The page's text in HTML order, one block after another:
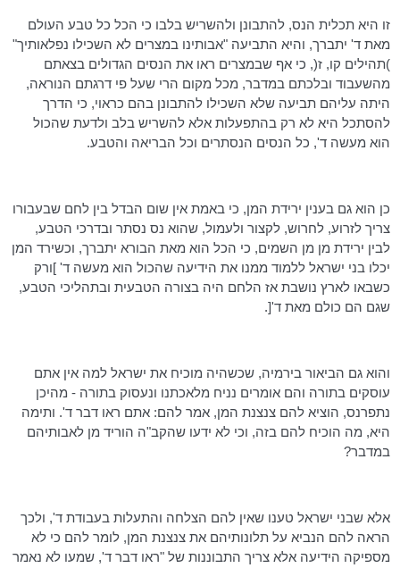
זו היא תכלית הנס, להתבונן ולהשריש בלבו כי הכל כל טבע העולם
מאת ד' יתברך, והיא התביעה "אבותינו במצרים לא השכילו נפלאותיך"
)תהילים קו, ז(, כי אף שבמצרים ראו את הנסים הגדולים בצאתם
מהשעבוד ובלכתם במדבר, מכל מקום הרי שעל פי דרגתם הנוראה,
היתה עליהם תביעה שלא השכילו להתבונן בהם כראוי, כי הדרך
להסתכל היא לא רק בהתפעלות אלא להשריש בלב ולדעת שהכול
הוא מעשה ד', כל הנסים הנסתרים וכל הבריאה והטבע.
כן הוא גם בענין ירידת המן, כי באמת אין שום הבדל בין לחם שבעבורו
צריך לזרוע, לחרוש, לקצור ולעמול, שהוא נס נסתר ובדרכי הטבע,
לבין ירידת מן מן השמים, כי הכל הוא מאת הבורא יתברך, וכשירד המן
יכלו בני ישראל ללמוד ממנו את הידיעה שהכול הוא מעשה ד' ]ורק
כשבאו לארץ נושבת אז הלחם היה בצורה הטבעית ובתהליכי הטבע,
שגם הם כולם מאת ד'[.
והוא גם הביאור בירמיה, שכשהיה מוכיח את ישראל למה אין אתם
עוסקים בתורה והם אומרים נניח מלאכתנו ונעסוק בתורה - מהיכן
נתפרנס, הוציא להם צנצנת המן, אמר להם: אתם ראו דבר ד'. ותימה
היא, מה הוכיח להם בזה, וכי לא ידעו שהקב"ה הוריד מן לאבותיהם
במדבר?
אלא שבני ישראל טענו שאין להם הצלחה והתעלות בעבודת ד', ולכך
הראה להם הנביא על תלונותיהם את צנצנת המן, לומר להם כי לא
מספיקה הידיעה אלא צריך התבוננות של "ראו דבר ד', שמעו לא נאמר